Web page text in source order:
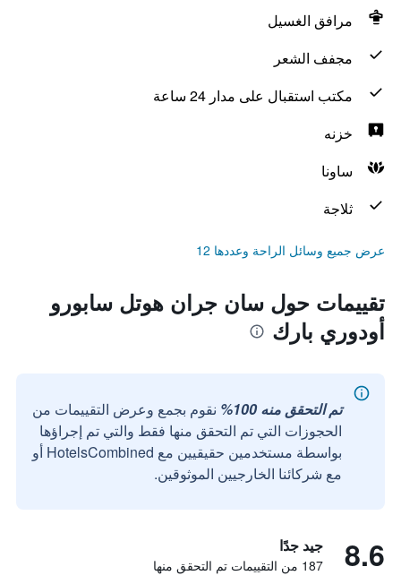
مرافق الغسيل
مجفف الشعر
مكتب استقبال على مدار 24 ساعة
خزنه
ساونا
ثلاجة
عرض جميع وسائل الراحة وعددها 12
تقييمات حول سان جران هوتل سابورو
أودوري بارك
تم التحقق منه 100%
نقوم بجمع وعرض التقييمات من
الحجوزات التي تم التحقق منها فقط والتي تم إجراؤها
بواسطة مستخدمين حقيقيين مع HotelsCombined أو
مع شركائنا الخارجيين الموثوقين.
8.6 جيد جدًا
187 من التقييمات تم التحقق منها